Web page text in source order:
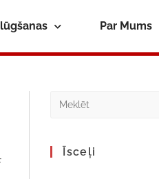
Par Mums
Īsceļi